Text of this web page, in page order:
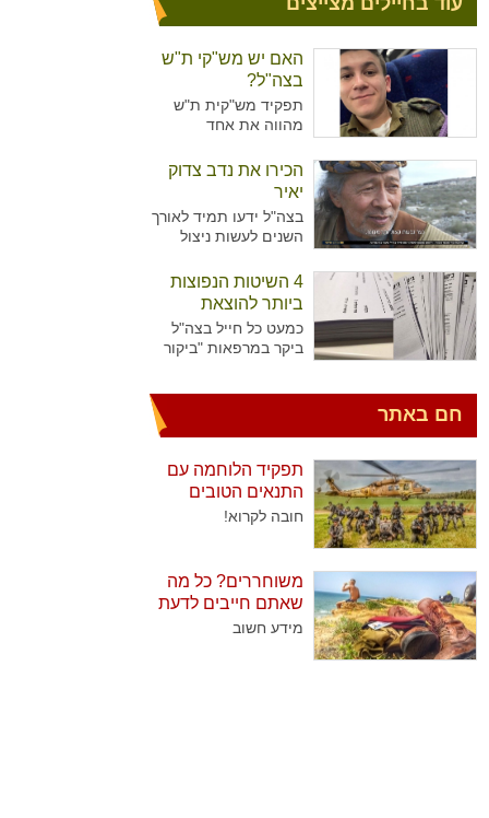
האם יש מש"קי ת"ש
בצה"ל?
תפקיד מש"קית ת"ש
מהווה את אחד
יותר עם נשים מאשר
גברים בצה"ל. מדובר על
תפקיד המקביל לתפקיד
של עובדת סוציאלית
ויועצת בבתי הספר,
להכשיר גם גברים לאותו
התפקיד.
הכירו את נדב צדוק
יאיר
בצה"ל ידעו תמיד לאורך
השנים לעשות ניצול
שלו ידע נרחב בתחומים
רבים עימו הגיעו
לישראל. כך קרה גם עם
נדב צדוק יאיר. דמות
יוצאת דופן, בעלת
שצה"ל ומערכת הביטחון
4 השיטות הנפוצות
ביותר להוצאת
גימלים
כמעט כל חייל בצה"ל
ביקר במרפאות "ביקור
שביקרו פעמים בודדות
במרפאות, יש את אלו
באופן קבוע בצאת
של החיילים להוציא
גימלים..
חם באתר
תפקיד הלוחמה עם
התנאים הטובים
ביותר
חובה לקרוא!
משוחררים? כל מה
שאתם חייבים לדעת
מידע חשוב